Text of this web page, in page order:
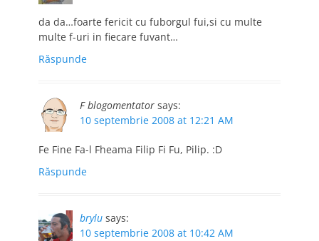
da da…foarte fericit cu fuborgul fui,si cu multe
multe f-uri in fiecare fuvant…
Răspunde
F blogomentator says:
10 septembrie 2008 at 12:21 AM
Fe Fine Fa-l Fheama Filip Fi Fu, Pilip. :D
Răspunde
brylu says:
10 septembrie 2008 at 10:42 AM